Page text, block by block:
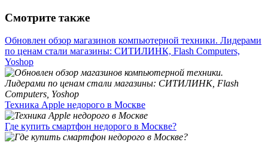
Смотрите также
Обновлен обзор магазинов компьютерной техники. Лидерами
по ценам стали магазины: СИТИЛИНК, Flash Computers,
Yoshop
Техника Apple недорого в Москве
Где купить смартфон недорого в Москве?